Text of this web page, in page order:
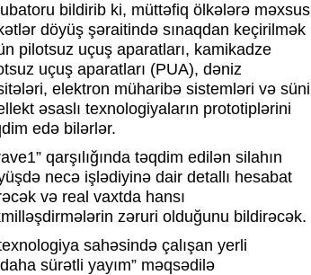
bildirib ki, müttəfiq ölkələrə məxsus
döyüş şəraitində sınaqdan keçirilmək
pilotsuz uçuş aparatları, kamikadze
uçuş aparatları (PUA), dəniz
elektron müharibə sistemləri və süni
əsaslı texnologiyaların prototiplərini
edə bilərlər.
qarşılığında təqdim edilən silahın
necə işlədiyinə dair detallı hesabat
və real vaxtda hansı
zəruri olduğunu bildirəcək.
sahəsində çalışan yerli
sürətli yayım” məqsədilə